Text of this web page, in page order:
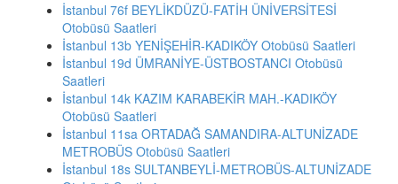
İstanbul 76f BEYLİKDÜZÜ-FATİH ÜNİVERSİTESİ
Otobüsü Saatleri
İstanbul 13b YENİŞEHİR-KADIKÖY Otobüsü Saatleri
İstanbul 19d ÜMRANİYE-ÜSTBOSTANCI Otobüsü
Saatleri
İstanbul 14k KAZIM KARABEKİR MAH.-KADIKÖY
Otobüsü Saatleri
İstanbul 11sa ORTADAĞ SAMANDIRA-ALTUNİZADE
METROBÜS Otobüsü Saatleri
İstanbul 18s SULTANBEYLİ-METROBÜS-ALTUNİZADE